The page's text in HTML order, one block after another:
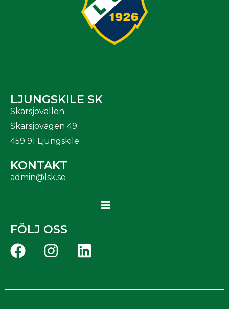
LJUNGSKILE SK
Skarsjövallen
Skarsjövägen 49
459 91 Ljungskile
KONTAKT
admin@lsk.se
FÖLJ OSS